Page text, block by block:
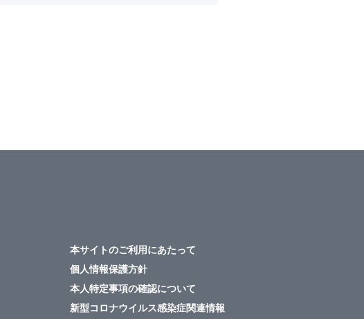
本サイトのご利用にあたって
個人情報保護方針
本人特定事項の確認について
新型コロナウイルス感染症関連情報